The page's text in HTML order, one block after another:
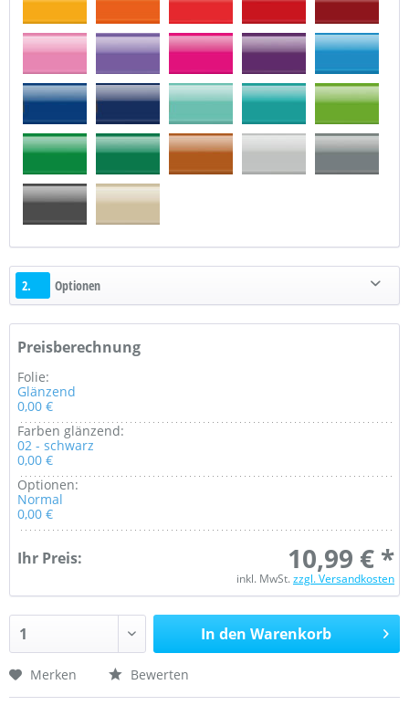
2. Optionen
Preisberechnung
Folie:
Glänzend
0,00 €
Farben glänzend:
02 - schwarz
0,00 €
Optionen:
Normal
0,00 €
Ihr Preis: 10,99 € *
inkl. MwSt.zzgl. Versandkosten
In den Warenkorb
Merken Bewerten